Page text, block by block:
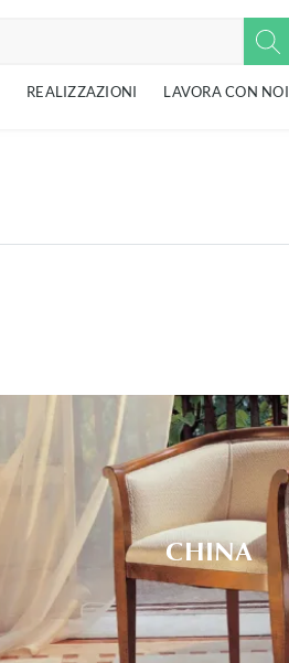
REALIZZAZIONI LAVORA CON NOI
CHINA